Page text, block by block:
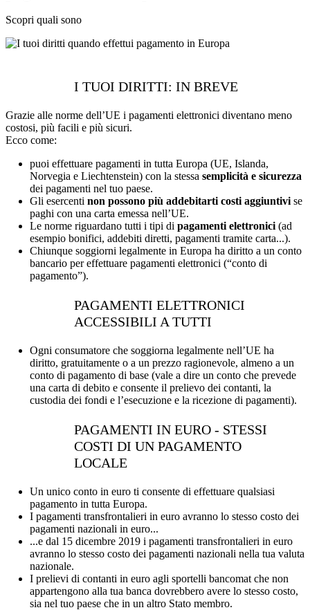
Scopri quali sono
I TUOI DIRITTI: IN BREVE
Grazie alle norme dell’UE i pagamenti elettronici diventano meno
costosi, più facili e più sicuri.
Ecco come:
puoi effettuare pagamenti in tutta Europa (UE, Islanda,
Norvegia e Liechtenstein) con la stessa semplicità e sicurezza
dei pagamenti nel tuo paese.
Gli esercenti non possono più addebitarti costi aggiuntivi se
paghi con una carta emessa nell’UE.
Le norme riguardano tutti i tipi di pagamenti elettronici (ad
esempio bonifici, addebiti diretti, pagamenti tramite carta...).
Chiunque soggiorni legalmente in Europa ha diritto a un conto
bancario per effettuare pagamenti elettronici (“conto di
pagamento”).
PAGAMENTI ELETTRONICI
ACCESSIBILI A TUTTI
Ogni consumatore che soggiorna legalmente nell’UE ha
diritto, gratuitamente o a un prezzo ragionevole, almeno a un
conto di pagamento di base (vale a dire un conto che prevede
una carta di debito e consente il prelievo dei contanti, la
custodia dei fondi e l’esecuzione e la ricezione di pagamenti).
PAGAMENTI IN EURO - STESSI
COSTI DI UN PAGAMENTO
LOCALE
Un unico conto in euro ti consente di effettuare qualsiasi
pagamento in tutta Europa.
I pagamenti transfrontalieri in euro avranno lo stesso costo dei
pagamenti nazionali in euro...
...e dal 15 dicembre 2019 i pagamenti transfrontalieri in euro
avranno lo stesso costo dei pagamenti nazionali nella tua valuta
nazionale.
I prelievi di contanti in euro agli sportelli bancomat che non
appartengono alla tua banca dovrebbero avere lo stesso costo,
sia nel tuo paese che in un altro Stato membro.